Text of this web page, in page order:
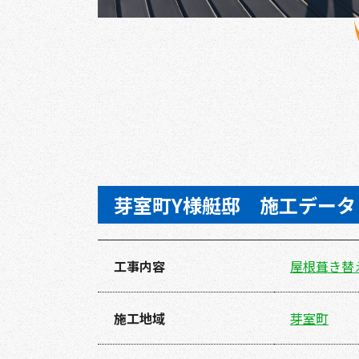
芽室町Y様艇邸 施工データ
工事内容 屋根葺き替
施工地域 芽室町